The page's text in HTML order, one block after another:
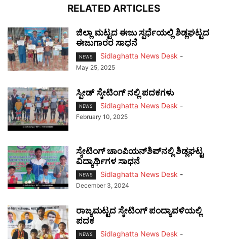
RELATED ARTICLES
ಜಿಲ್ಲಾ ಮಟ್ಟದ ಈಜು ಸ್ಪರ್ಧೆಯಲ್ಲಿ ಶಿಡ್ಲಘಟ್ಟದ
ಈಜುಗಾರರ ಸಾಧನೆ
NEWS Sidlaghatta News Desk -
May 25, 2025
ಸ್ಪೀಡ್ ಸ್ಕೇಟಿಂಗ್ ನಲ್ಲಿ ಪದಕಗಳು
NEWS Sidlaghatta News Desk -
February 10, 2025
ಸ್ಕೇಟಿಂಗ್ ಚಾಂಪಿಯನ್‌ಶಿಪ್‌ನಲ್ಲಿ ಶಿಡ್ಲಘಟ್ಟ
ವಿದ್ಯಾರ್ಥಿಗಳ ಸಾಧನೆ
NEWS Sidlaghatta News Desk -
December 3, 2024
ರಾಜ್ಯಮಟ್ಟದ ಸ್ಕೇಟಿಂಗ್ ಪಂದ್ಯಾವಳಿಯಲ್ಲಿ
ಪದಕ
NEWS Sidlaghatta News Desk -